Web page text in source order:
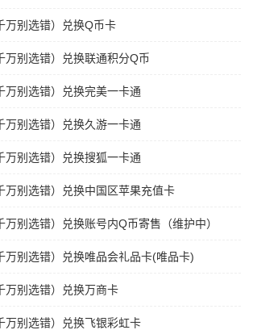
万别选错）兑换Q币卡
万别选错）兑换联通积分Q币
万别选错）兑换完美一卡通
万别选错）兑换久游一卡通
万别选错）兑换搜狐一卡通
万别选错）兑换中国区苹果充值卡
别选错）兑换账号内Q币寄售（维护中）
万别选错）兑换唯品会礼品卡(唯品卡)
万别选错）兑换万商卡
万别选错）兑换飞银彩虹卡